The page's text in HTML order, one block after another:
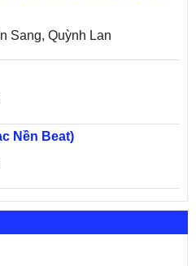
Sang, Quỳnh Lan
Nền Beat)